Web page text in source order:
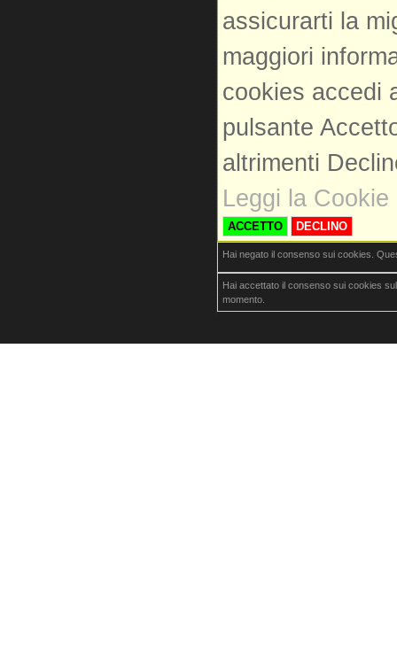
assicurarti la
maggiori
cookies accedi
pulsante
altrimenti
Leggi la Cookie
ACCETTO DECLINO
Hai negato il consenso sui cookies.
Hai accettato il consenso sui cookies
momento.